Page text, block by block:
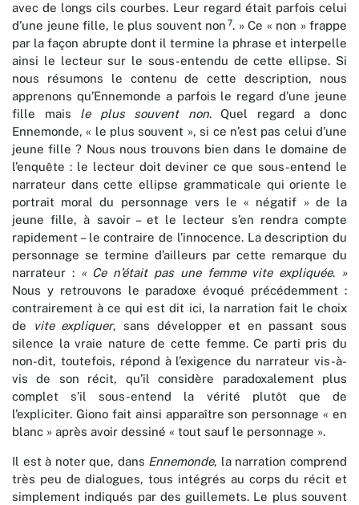
avec de longs cils courbes. Leur regard était parfois celui
d’une jeune fille, le plus souvent non 7. » Ce « non » frappe
par la façon abrupte dont il termine la phrase et interpelle
ainsi le lecteur sur le sous-entendu de cette ellipse. Si
nous résumons le contenu de cette description, nous
apprenons qu’Ennemonde a parfois le regard d’une jeune
fille mais le plus souvent non. Quel regard a donc
Ennemonde, « le plus souvent », si ce n’est pas celui d’une
jeune fille ? Nous nous trouvons bien dans le domaine de
l’enquête : le lecteur doit deviner ce que sous-entend le
narrateur dans cette ellipse grammaticale qui oriente le
portrait moral du personnage vers le « négatif » de la
jeune fille, à savoir – et le lecteur s’en rendra compte
rapidement – le contraire de l’innocence. La description du
personnage se termine d’ailleurs par cette remarque du
narrateur : « Ce n’était pas une femme vite expliquée. »
Nous y retrouvons le paradoxe évoqué précédemment :
contrairement à ce qui est dit ici, la narration fait le choix
de
vite expliquer, sans développer et en passant sous
silence la vraie nature de cette femme. Ce parti pris du
non-dit, toutefois, répond à l’exigence du narrateur vis-à-
vis de son récit, qu’il considère paradoxalement plus
complet s’il sous-entend la vérité plutôt que de
l’expliciter. Giono fait ainsi apparaître son personnage « en
blanc » après avoir dessiné « tout sauf le personnage ».
Il est à noter que, dans Ennemonde, la narration comprend
très peu de dialogues, tous intégrés au corps du récit et
simplement indiqués par des guillemets. Le plus souvent